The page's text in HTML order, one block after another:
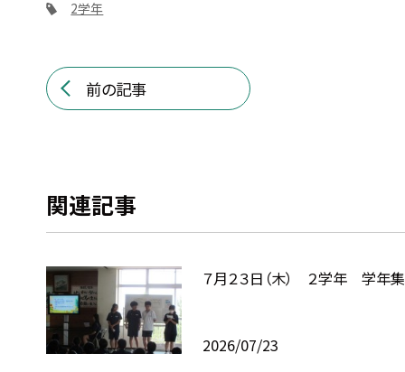
2学年
前の記事
関連記事
７月２３日（木） ２学年 学年
2026/07/23